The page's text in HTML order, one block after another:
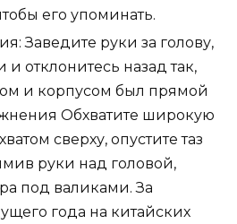
его упоминать.
Заведите руки за голову,
отклонитесь назад так,
и корпусом был прямой
Обхватите широкую
сверху, опустите таз
руки над головой,
под валиками. За
года на китайских